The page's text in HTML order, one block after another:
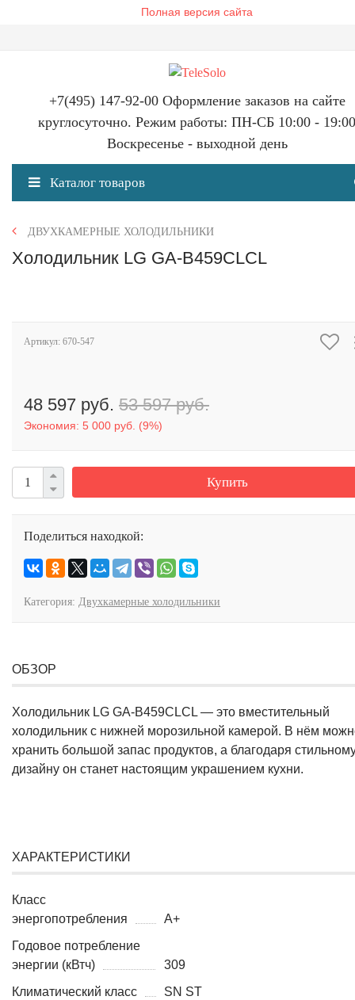
Полная версия сайта
+7(495) 147-92-00 Оформление заказов на сайте
круглосуточно. Режим работы: ПН-СБ 10:00 - 19:00
Воскресенье - выходной день
Каталог товаров
ДВУХКАМЕРНЫЕ ХОЛОДИЛЬНИКИ
Холодильник LG GA-B459CLCL
Артикул: 670-547
48 597 руб. 53 597 руб.
Экономия: 5 000 руб. (9%)
Купить
Поделиться находкой:
Категория: Двухкамерные холодильники
ОБЗОР
Холодильник LG GA-B459CLCL — это вместительный
холодильник с нижней морозильной камерой. В нём
хранить большой запас продуктов, а благодаря
дизайну он станет настоящим украшением кухни.
ХАРАКТЕРИСТИКИ
Класс
энергопотребления
A+
Годовое потребление
энергии (кВтч)
309
Климатический класс
SN ST